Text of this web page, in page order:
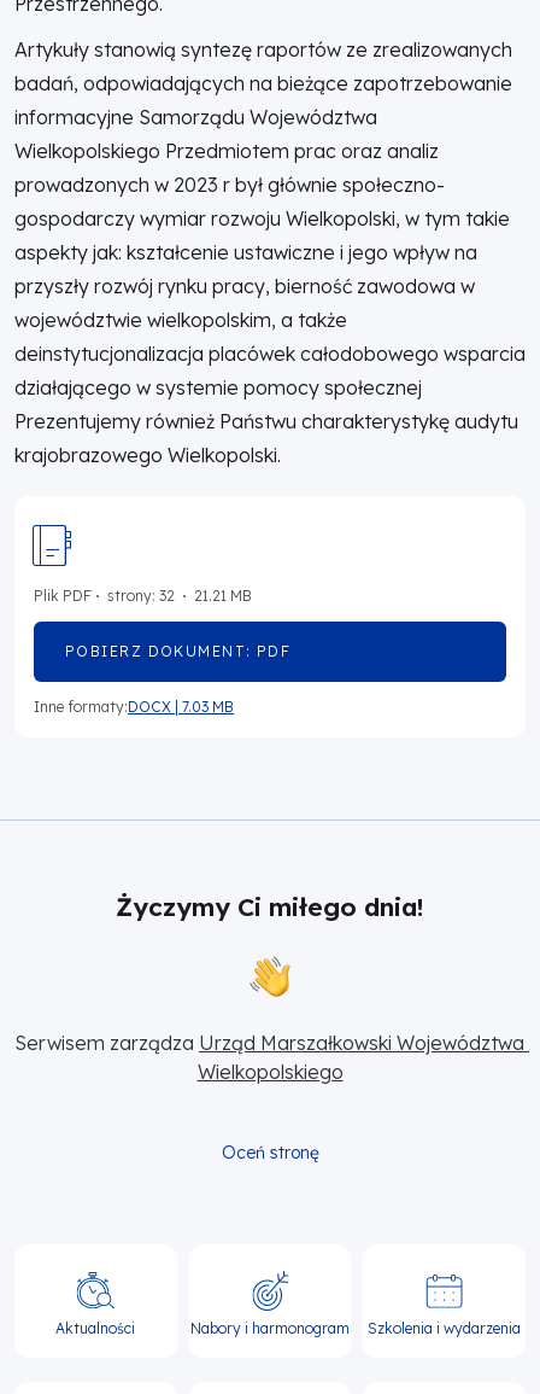
Artykuły stanowią syntezę raportów ze zrealizowanych
badań, odpowiadających na bieżące zapotrzebowanie
informacyjne Samorządu Województwa
Wielkopolskiego Przedmiotem prac oraz analiz
prowadzonych w 2023 r był głównie społeczno-
gospodarczy wymiar rozwoju Wielkopolski, w tym takie
aspekty jak: kształcenie ustawiczne i jego wpływ na
przyszły rozwój rynku pracy, bierność zawodowa w
województwie wielkopolskim, a także
deinstytucjonalizacja placówek całodobowego wsparcia
działającego w systemie pomocy społecznej
Prezentujemy również Państwu charakterystykę audytu
krajobrazowego Wielkopolski.
Plik PDF strony: 32 21.21 MB
POBIERZ DOKUMENT: PDF
Inne formaty:DOCX 7.03 MB
KARCIE
Życzymy Ci miłego dnia!
Serwisem zarządza Urząd Marszałkowski Województwa
Wielkopolskiego
Oceń stronę
Główna
nawigacja
Aktualności Nabory i harmonogram Szkolenia i wydarzenia